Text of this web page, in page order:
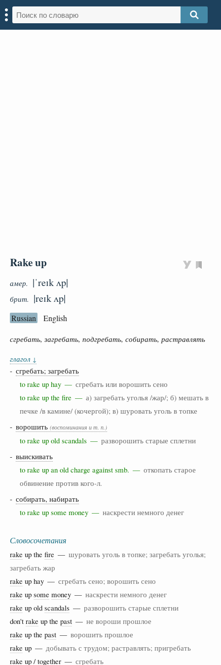
Rake up
амер. |ˈreɪk ʌp|
брит. |reɪk ʌp|
Russian English
сгребать, загребать, подгребать, собирать, растравлять
глагол ↓
- сгребать; загребать
to rake up hay — сгребать или ворошить сено
to rake up the fire — а) загребать уголья /жар/; б) мешать в
печке /в камине/ (кочергой); в) шуровать уголь в топке
- ворошить (воспоминания и т. п.)
to rake up old scandals — разворошить старые сплетни
- выискивать
to rake up an old charge against smb. — откопать старое
обвинение против кого-л.
- собирать, набирать
to rake up some money — наскрести немного денег
Словосочетания
rake up the fire — шуровать уголь в топке; загребать уголья;
загребать жар
rake up hay — сгребать сено; ворошить сено
rake up some money — наскрести немного денег
rake up old scandals — разворошить старые сплетни
don't rake up the past — не вороши прошлое
rake up the past — ворошить прошлое
rake up — добывать с трудом; растравлять; пригребать
rake up / together — сгребать